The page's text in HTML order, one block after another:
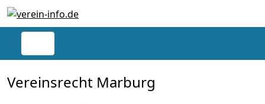
Vereinsrecht Marburg